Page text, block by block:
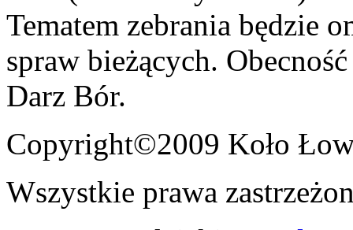
Tematem zebrania będzie
spraw bieżących.
Darz Bór.
Copyright©2009 Koło
Wszystkie prawa